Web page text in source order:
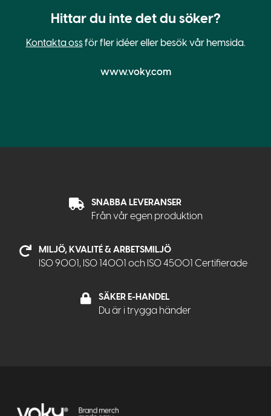
Hittar du inte det du söker?
Kontakta ossför fler idéer eller besök vår hemsida.
www.voky.com
SNABBA LEVERANSER
Från vår egen produktion
MILJÖ, KVALITÉ & ARBETSMILJÖ
ISO 9001, ISO 14001 och ISO 45001 Certifierade
SÄKER E-HANDEL
Du är i trygga händer